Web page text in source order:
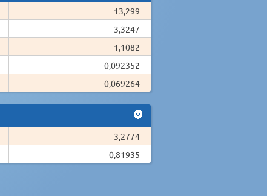
13,299
3,3247
1,1082
0,092352
0,069264
3,2774
0,81935